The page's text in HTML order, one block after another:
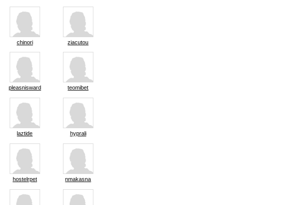
chinori ziacutou
pleasnisward teomibet
laztide hyprali
hostelrpet nmakasna